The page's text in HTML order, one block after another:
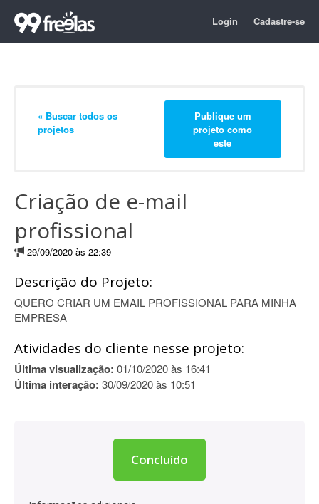
Login Cadastre-se
« Buscar todos os
projetos
Publique um
projeto como
este
Criação de e-mail
profissional
29/09/2020 às 22:39
Descrição do Projeto:
QUERO CRIAR UM EMAIL PROFISSIONAL PARA MINHA
EMPRESA
Atividades do cliente nesse projeto:
Última visualização: 01/10/2020 às 16:41
Última interação: 30/09/2020 às 10:51
Concluído